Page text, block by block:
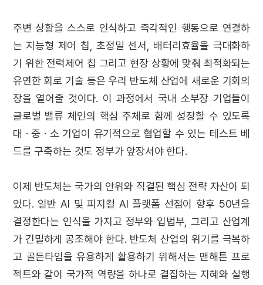
주변 상황을 스스로 인식하고 즉각적인 행동으로 연결하
는 지능형 제어 칩, 초정밀 센서, 배터리효율을 극대화하
기 위한 전력제어 칩 그리고 현장 상황에 맞춰 최적화되는
유연한 회로 기술 등은 우리 반도체 산업에 새로운 기회의
장을 열어줄 것이다. 이 과정에서 국내 소부장 기업들이
글로벌 밸류 체인의 핵심 주체로 함께 성장할 수 있도록
대 · 중 · 소 기업이 유기적으로 협업할 수 있는 테스트 베
드를 구축하는 것도 정부가 앞장서야 한다.
이제 반도체는 국가의 안위와 직결된 핵심 전략 자산이 되
었다. 일반 AI 및 피지컬 AI 플랫폼 선점이 향후 50년을
결정한다는 인식을 가지고 정부와 입법부, 그리고 산업계
가 긴밀하게 공조해야 한다. 반도체 산업의 위기를 극복하
고 골든타임을 유용하게 활용하기 위해서는 맨해튼 프로
젝트와 같이 국가적 역량을 하나로 결집하는 지혜와 실행